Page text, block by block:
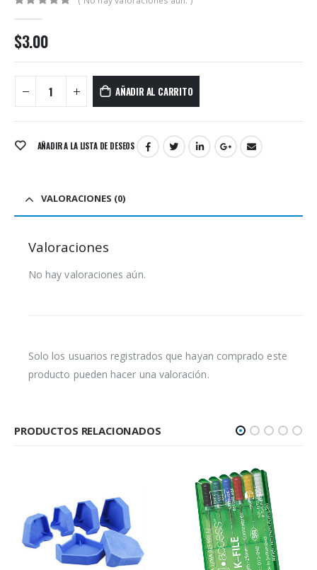
$3.00
AÑADIR AL CARRITO
AÑADIR A LA LISTA DE DESEOS
VALORACIONES (0)
Valoraciones
No hay valoraciones aún.
Solo los usuarios registrados que hayan comprado este
producto pueden hacer una valoración.
PRODUCTOS RELACIONADOS